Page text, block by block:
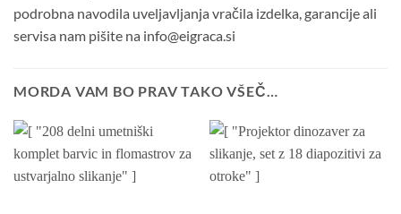
podrobna navodila uveljavljanja vračila izdelka, garancije ali
servisa nam pišite na info@eigraca.si
MORDA VAM BO PRAV TAKO VŠEČ…